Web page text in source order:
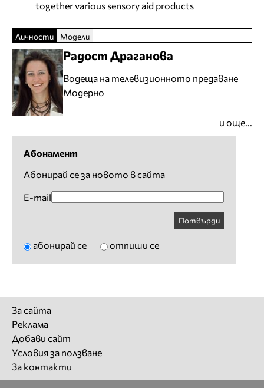
together various sensory aid products
Личности Модели
Радост Драганова
Водеща на телевизионното предаване
Модерно
и още...
Абонамент
Абонирай се за новото в сайта
E-mail
Потвърди
абонирай се отпиши се
За сайта
Реклама
Добави сайт
Условия за ползване
За контакти